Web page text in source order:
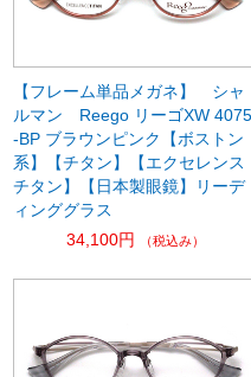
【フレーム単品メガネ】 シャ
ルマン Reego リーゴXW 4075
-BP ブラウンピンク【ボストン
系】【チタン】【エクセレンス
チタン】【日本製眼鏡】リーデ
ィンググラス
34,100円
（税込み）